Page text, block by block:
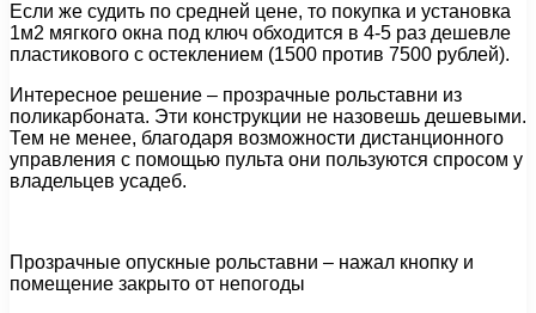
Если же судить по средней цене, то покупка и установка
1м2 мягкого окна под ключ обходится в 4-5 раз дешевле
пластикового с остеклением (1500 против 7500 рублей).
Интересное решение – прозрачные рольставни из
поликарбоната. Эти конструкции не назовешь дешевыми.
Тем не менее, благодаря возможности дистанционного
управления с помощью пульта они пользуются спросом у
владельцев усадеб.
Прозрачные опускные рольставни – нажал кнопку и
помещение закрыто от непогоды